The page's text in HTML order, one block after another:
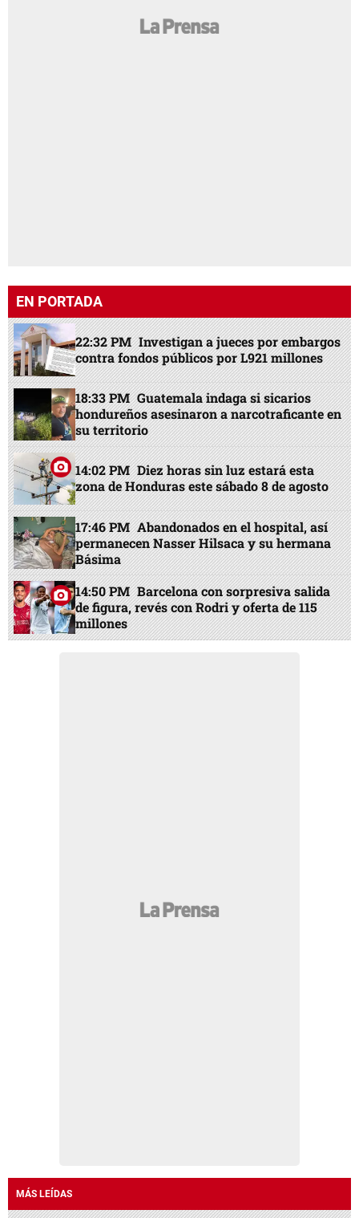
EN PORTADA
22:32 PM Investigan a jueces por embargos
contra fondos públicos por L921 millones
18:33 PM Guatemala indaga si sicarios
hondureños asesinaron a narcotraficante en
su territorio
14:02 PM Diez horas sin luz estará esta
zona de Honduras este sábado 8 de agosto
17:46 PM Abandonados en el hospital, así
permanecen Nasser Hilsaca y su hermana
Básima
14:50 PM Barcelona con sorpresiva salida
de figura, revés con Rodri y oferta de 115
millones
MÁS LEÍDAS